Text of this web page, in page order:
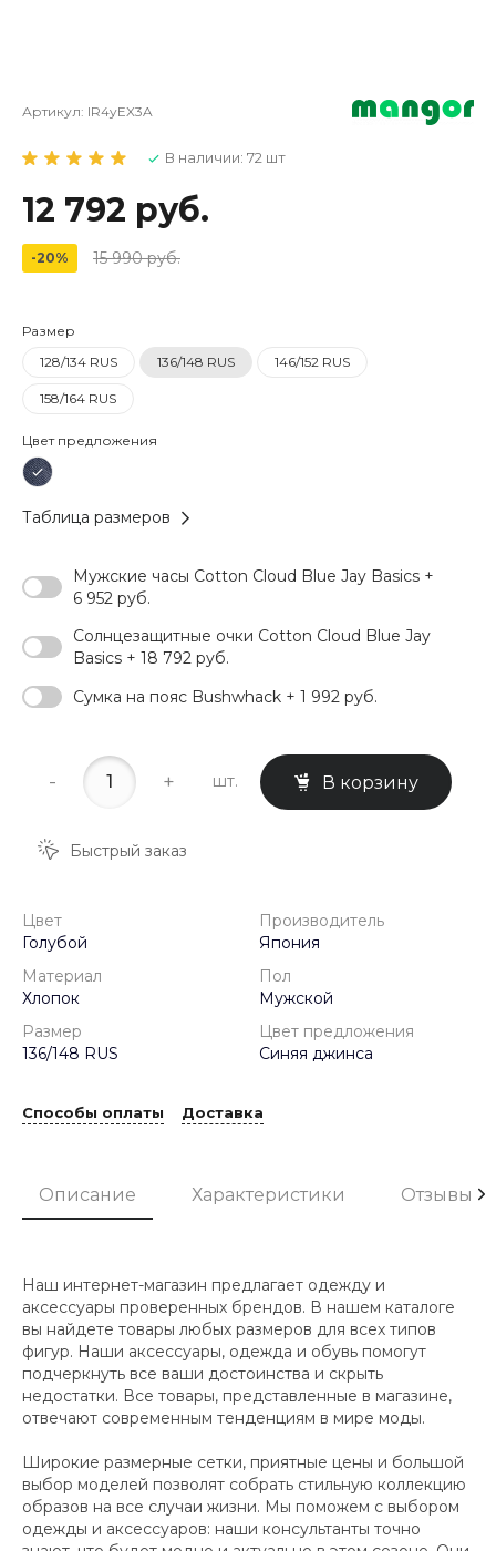
Артикул: IR4yEX3A
В наличии: 72 шт
12 792 руб.
-20% 15 990 руб.
Размер
128/134 RUS
136/148 RUS 146/152 RUS
158/164 RUS
Цвет предложения
Таблица размеров
Мужские часы Cotton Cloud Blue Jay Basics +
6 952 руб.
Солнцезащитные очки Cotton Cloud Blue Jay
Basics + 18 792 руб.
Сумка на пояс Bushwhack + 1 992 руб.
- + шт. В корзину
Быстрый заказ
Цвет
Голубой
Производитель
Япония
Материал
Хлопок
Пол
Мужской
Размер
136/148 RUS
Цвет предложения
Синяя джинса
Способы оплаты Доставка
Описание Характеристики Отзывы
Наш интернет-магазин предлагает одежду и
аксессуары проверенных брендов. В нашем каталоге
вы найдете товары любых размеров для всех типов
фигур. Наши аксессуары, одежда и обувь помогут
подчеркнуть все ваши достоинства и скрыть
недостатки. Все товары, представленные в магазине,
отвечают современным тенденциям в мире моды.
Широкие размерные сетки, приятные цены и большой
выбор моделей позволят собрать стильную коллекцию
образов на все случаи жизни. Мы поможем с выбором
одежды и аксессуаров: наши консультанты точно